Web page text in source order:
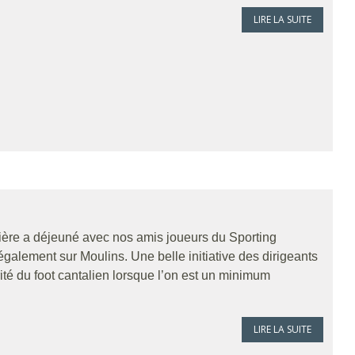
LIRE LA SUITE
a déjeuné avec nos amis joueurs du Sporting
sur Moulins. Une belle initiative des dirigeants
du foot cantalien lorsque l’on est un minimum
LIRE LA SUITE